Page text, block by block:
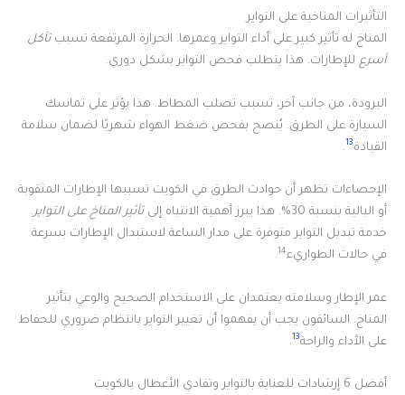
التأثيرات المناخية على التواير
المناخ له تأثير كبير على أداء التواير وعمرها. الحرارة المرتفعة تسببتآكل
أسرع للإطارات. هذا يتطلب فحص التواير بشكل دوري.
البرودة، من جانب آخر، تسبب تصلب المطاط. هذا يؤثر على تماسك
السيارة على الطرق. يُنصح بفحص ضغط الهواء شهريًا لضمان سلامة
القيادة13
.
الإحصاءات تظهر أن حوادث الطرق في الكويت تسببها الإطارات المثقوبة
أو البالية بنسبة 30%. هذا يبرز أهمية الانتباه إلى
تأثير المناخ على التواير.
خدمة تبديل التواير متوفرة على مدار الساعة لاستبدال الإطارات بسرعة
في حالات الطواريء14
.
عمر الإطار وسلامته يعتمدان على الاستخدام الصحيح والوعي بتأثير
المناخ. السائقون يجب أن يفهموا أن تغيير التواير بانتظام ضروري للحفاظ
على الأداء والراحة13
.
أفضل 6 إرشادات للعناية بالتواير وتفادي الأعطال بالكويت